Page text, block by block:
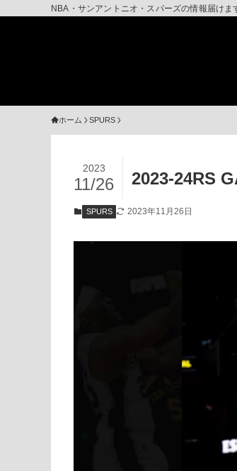
NBA・サンアントニオ・スパーズの情報届けま
ホーム SPURS
2023-24RS
2023
11/26
SPURS 2023年11月26日